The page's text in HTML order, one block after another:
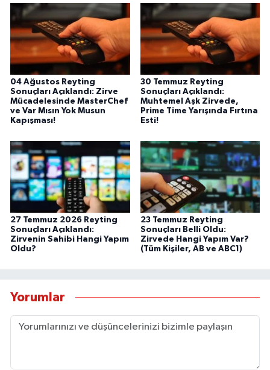
04 Ağustos Reyting
Sonuçları Açıklandı: Zirve
Mücadelesinde MasterChef
ve Var Mısın Yok Musun
Kapışması!
30 Temmuz Reyting
Sonuçları Açıklandı:
Muhtemel Aşk Zirvede,
Prime Time Yarışında Fırtına
Esti!
27 Temmuz 2026 Reyting
Sonuçları Açıklandı:
Zirvenin Sahibi Hangi Yapım
Oldu?
23 Temmuz Reyting
Sonuçları Belli Oldu:
Zirvede Hangi Yapım Var?
(Tüm Kişiler, AB ve ABC1)
Yorumlar